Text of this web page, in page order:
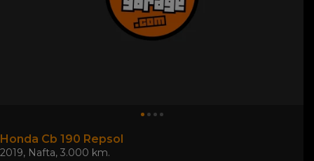
Honda Cb 190 Repsol
2019, Nafta, 3.000 km.